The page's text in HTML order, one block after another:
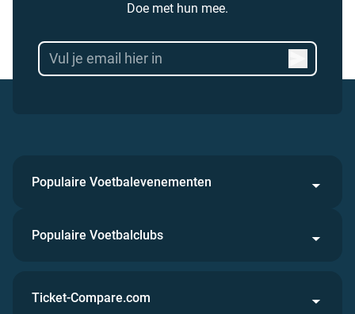
Doe met hun mee.
Populaire Voetbalevenementen
Populaire Voetbalclubs
Ticket-Compare.com